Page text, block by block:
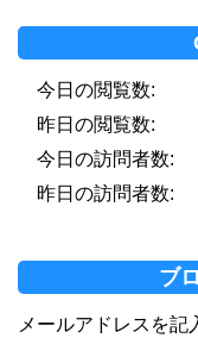
今日の閲覧数:
昨日の閲覧数:
今日の訪問者数:
昨日の訪問者数:
ブ
メールアドレスを